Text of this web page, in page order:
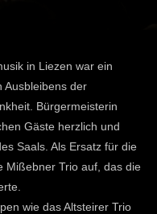
in Liezen war ein
Ausbleibens der
Bürgermeisterin
Gäste herzlich und
Saals. Als Ersatz für die
Mißebner Trio auf, das die
wie das Altsteirer Trio